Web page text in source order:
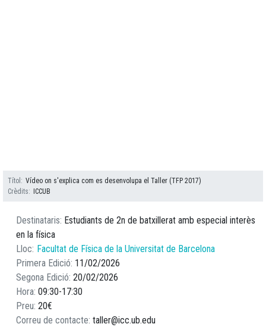
Títol
Vídeo on s'explica com es desenvolupa el Taller (TFP 2017)
Crèdits
ICCUB
Destinataris Estudiants de 2n de batxillerat amb especial interès
en la física
Lloc
Facultat de Física de la Universitat de Barcelona
Primera Edició 11/02/2026
Segona Edició 20/02/2026
Hora 09:30 17:30
Preu 20€
Correu de contacte taller@icc.ub.edu